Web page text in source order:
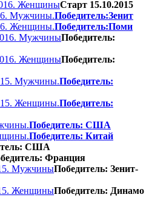
ЖенщиныСтарт 15.10.2015
Мужчины.Победитель:Зенит
Женщины.Победитель:Поми
МужчиныПобедитель:
ЖенщиныПобедитель:
Мужчины.Победитель:
Женщины.Победитель:
Победитель: США
Победитель: Китай
США
Франция
МужчиныПобедитель: Зенит-
ЖенщиныПобедитель: Динамо